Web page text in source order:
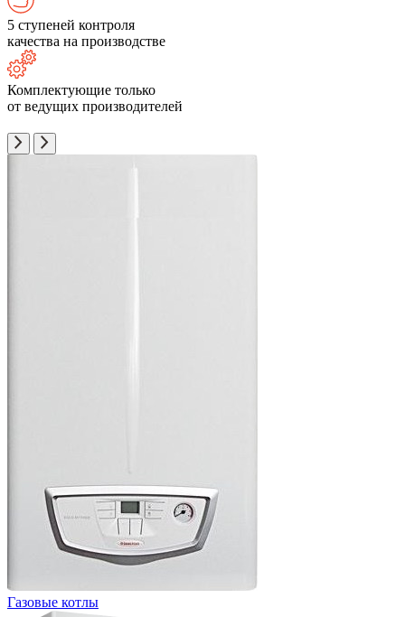
5 ступеней контроля
качества на производстве
Комплектующие только
от ведущих производителей
Газовые котлы